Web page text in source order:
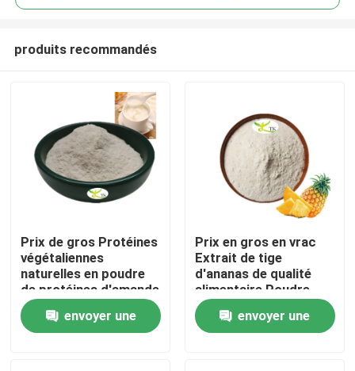
À la maison
produits recommandés
Prix ​​de gros Protéines
végétaliennes
naturelles en poudre
de protéines d'amande
40 % 50 % 60 %
envoyer une
Prix en gros en vrac
Extrait de tige
d'ananas de qualité
alimentaire Poudre
d'enzyme de
bromélaïne
1200/2400 GDU
envoyer une